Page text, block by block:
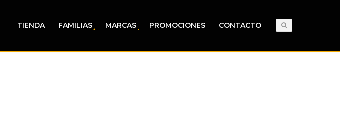
TIENDA FAMILIAS MARCAS PROMOCIONES CONTACTO